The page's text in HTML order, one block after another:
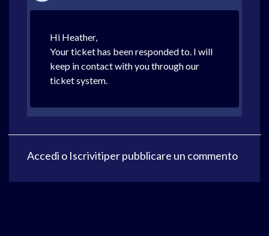
Hi Heather,
Your ticket has been responded to. I will
keep in contact with you through our
ticket system.
Accedi o Iscrivitiper pubblicare un commento